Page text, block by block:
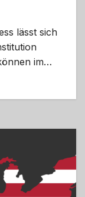
lässt sich
im…